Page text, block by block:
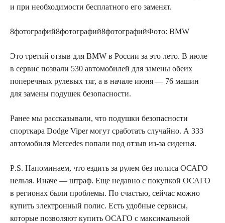
и при необходимости бесплатного его заменят.
8фотографий8фотографий8фотографийФото: BMW
Это третий отзыв для BMW в России за это лето. В июле
в сервис позвали 530 автомобилей для замены обеих
поперечных рулевых тяг, а в начале июня — 76 машин
для замены подушек безопасности.
Ранее мы рассказывали, что подушки безопасности
спорткара Dodge Viper могут сработать случайно. А 333
автомобиля Mercedes попали под отзыв из-за сиденья.
P.S. Напоминаем, что ездить за рулем без полиса ОСАГО
нельзя. Иначе — штраф. Еще недавно с покупкой ОСАГО
в регионах были проблемы. По счастью, сейчас можно
купить электронный полис. Есть удобные сервисы,
которые позволяют купить ОСАГО с максимальной